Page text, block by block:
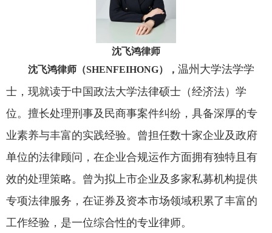
沈飞鸿律师
沈飞鸿律师（SHENFEIHONG） ， 温州大学法学学
士，现就读于中国政法大学法律硕士（经济法）学
位。擅长处理刑事及民商事案件纠纷，具备深厚的专
业素养与丰富的实践经验。曾担任数十家企业及政府
单位的法律顾问，在企业合规运作方面拥有独特且有
效的处理策略。曾为拟上市企业及多家私募机构提供
专项法律服务，在证券及资本市场领域积累了丰富的
工作经验，是一位综合性的专业律师。